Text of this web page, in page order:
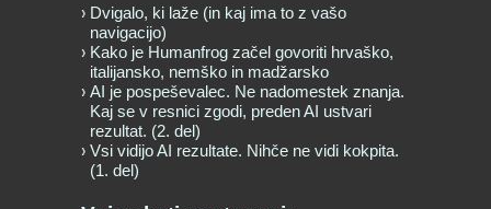
Dvigalo, ki laže (in kaj ima to z vašo
navigacijo)
Kako je Humanfrog začel govoriti hrvaško,
italijansko, nemško in madžarsko
AI je pospeševalec. Ne nadomestek znanja.
Kaj se v resnici zgodi, preden AI ustvari
rezultat. (2. del)
Vsi vidijo AI rezultate. Nihče ne vidi kokpita.
(1. del)